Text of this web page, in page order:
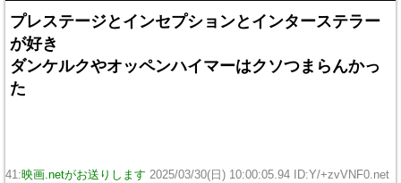
プレステージとインセプションとインターステラー
が好き
ダンケルクやオッペンハイマーはクソつまらんかっ
た
41:映画.netがお送りします 2025/03/30(日) 10:00:05.94 ID:Y/+zvVNF0.net